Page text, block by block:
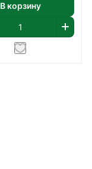
В корзину